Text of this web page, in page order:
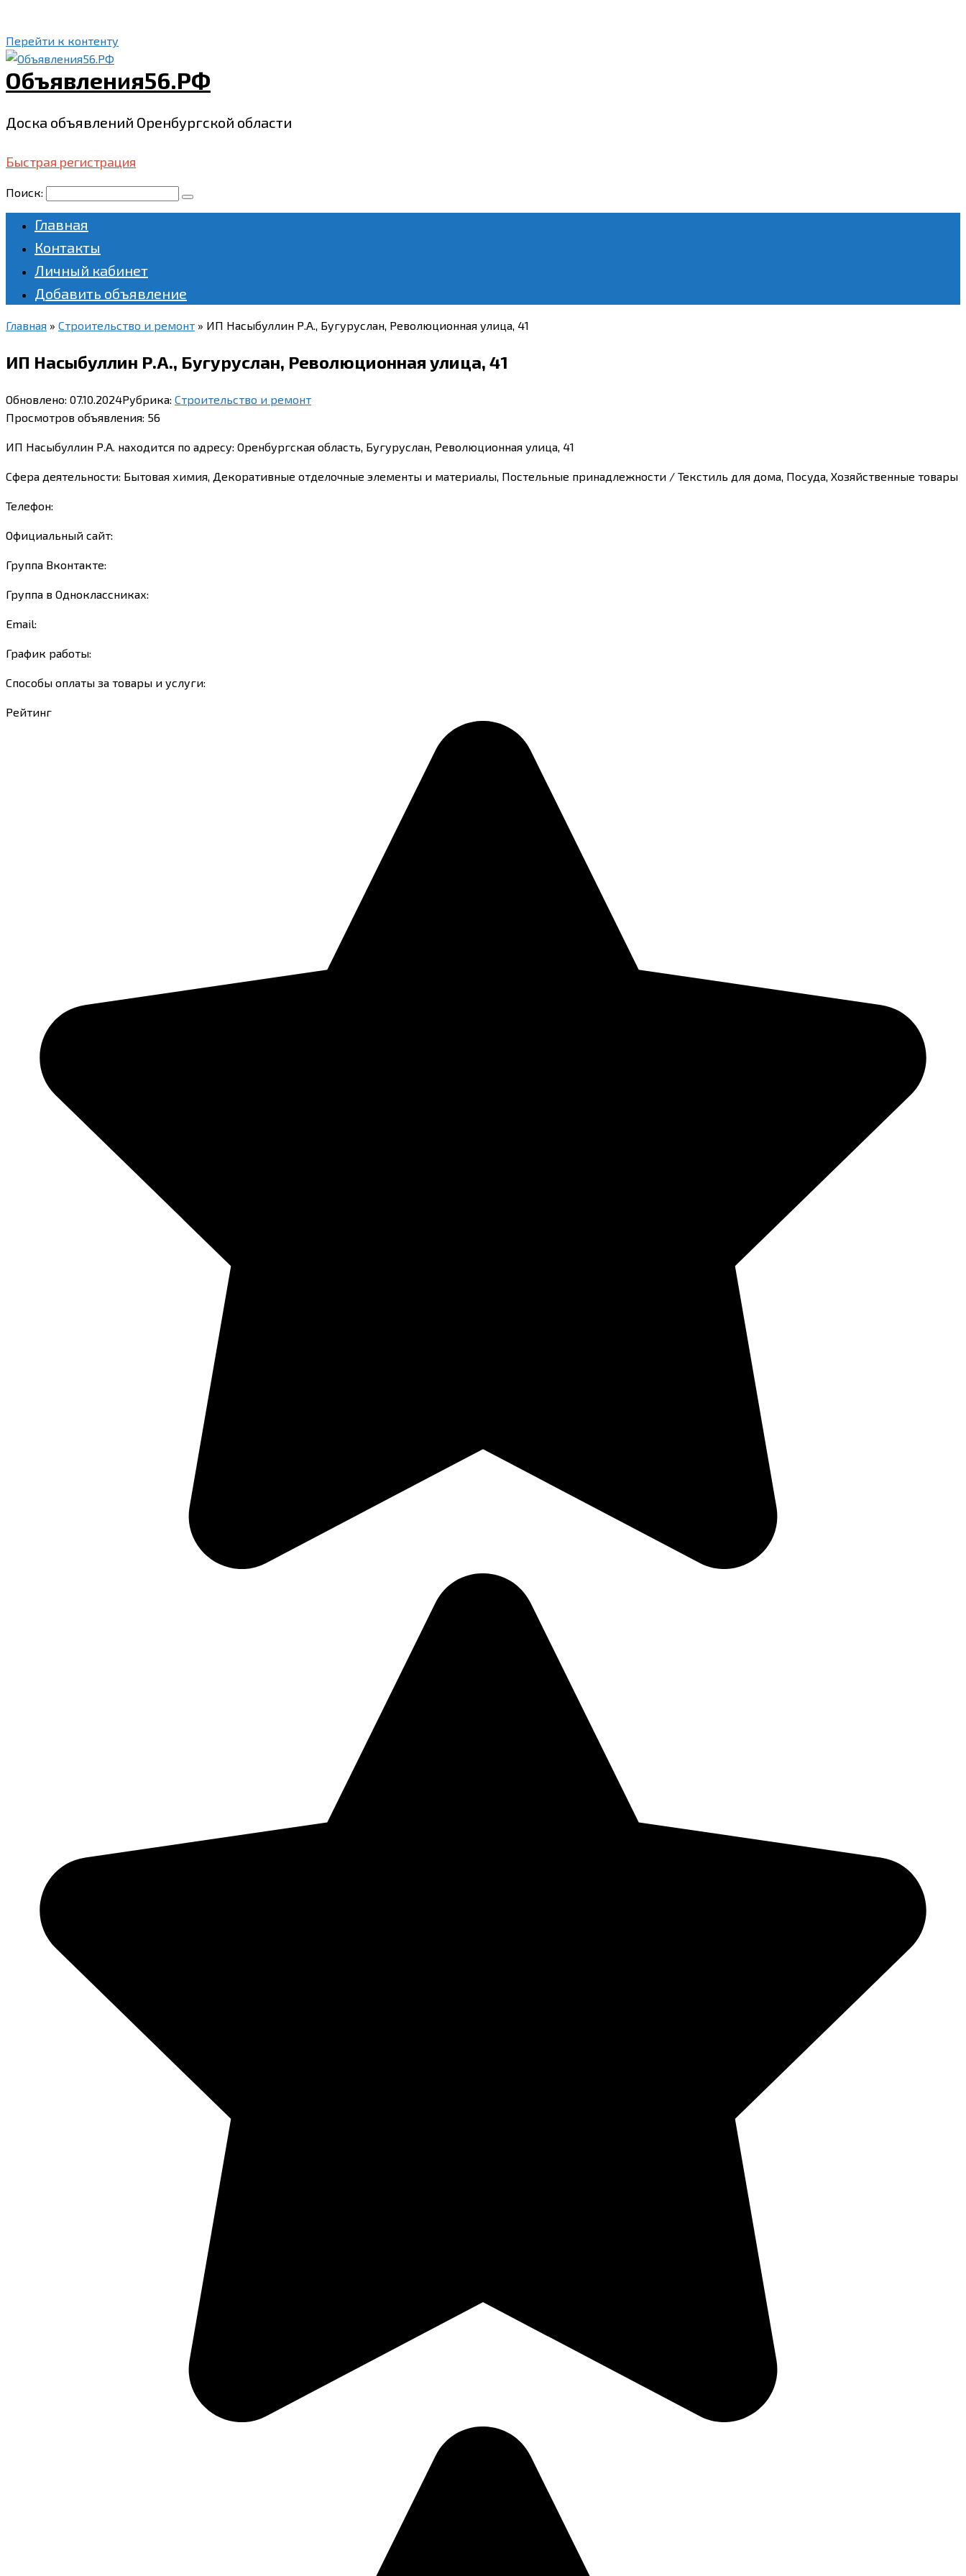
Перейти к контенту
Объявления56.РФ
Доска объявлений Оренбургской области
Быстрая регистрация
Поиск:
Главная
Контакты
Личный кабинет
Добавить объявление
Главная » Строительство и ремонт » ИП Насыбуллин Р.А., Бугуруслан, Революционная улица, 41
ИП Насыбуллин Р.А., Бугуруслан, Революционная улица, 41
Обновлено: 07.10.2024Рубрика: Строительство и ремонт
Просмотров объявления: 56
ИП Насыбуллин Р.А. находится по адресу: Оренбургская область, Бугуруслан, Революционная улица, 41
Сфера деятельности: Бытовая химия, Декоративные отделочные элементы и материалы, Постельные принадлежности / Текстиль для дома, Посуда, Хозяйственные товары
Телефон:
Официальный сайт:
Группа Вконтакте:
Группа в Одноклассниках:
Email:
График работы:
Способы оплаты за товары и услуги:
Рейтинг